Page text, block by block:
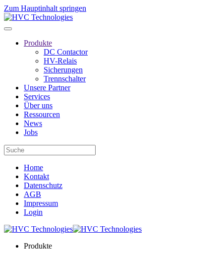
Zum Hauptinhalt springen
Produkte
DC Contactor
HV-Relais
Sicherungen
Trennschalter
Unsere Partner
Services
Über uns
Ressourcen
News
Jobs
Home
Kontakt
Datenschutz
AGB
Impressum
Login
Produkte